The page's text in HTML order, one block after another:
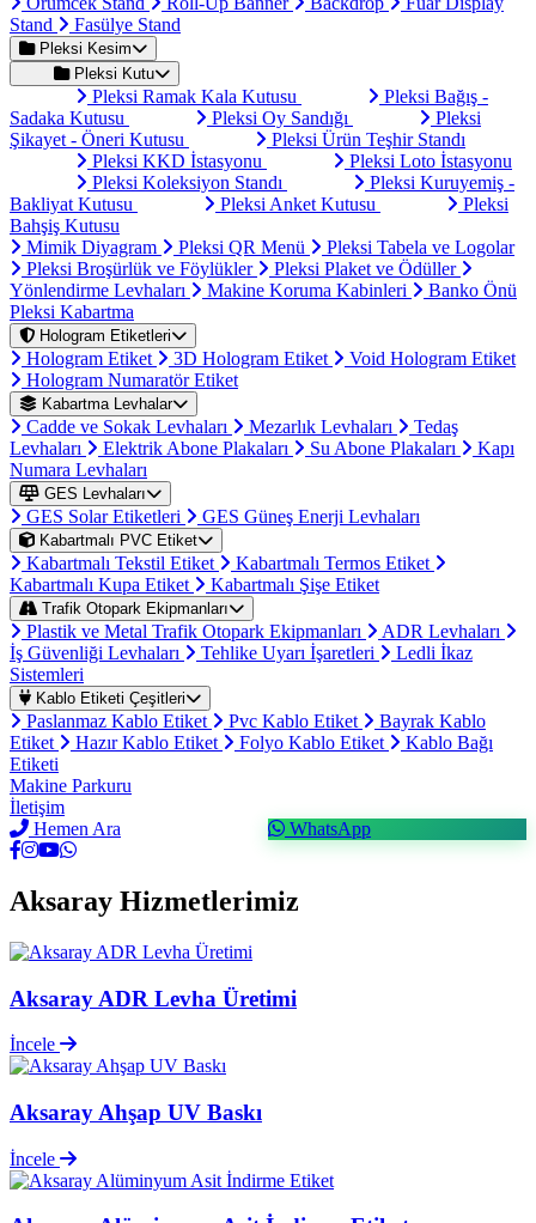
Stand
Fasülye Stand
Pleksi Kesim
Pleksi Kutu
Pleksi Ramak Kala Kutusu
Pleksi Bağış -
Sadaka Kutusu
Pleksi Oy Sandığı
Pleksi
Şikayet - Öneri Kutusu
Pleksi Ürün Teşhir Standı
Pleksi KKD İstasyonu
Pleksi Loto İstasyonu
Pleksi Koleksiyon Standı
Pleksi Kuruyemiş -
Bakliyat Kutusu
Pleksi Anket Kutusu
Pleksi
Bahşiş Kutusu
Mimik Diyagram
Pleksi QR Menü
Pleksi Tabela ve Logolar
Pleksi Broşürlük ve Föylükler
Pleksi Plaket ve Ödüller
Yönlendirme Levhaları
Makine Koruma Kabinleri
Banko Önü
Pleksi Kabartma
Hologram Etiketleri
Hologram Etiket 3D Hologram Etiket
Void Hologram Etiket
Hologram Numaratör Etiket
Kabartma Levhalar
Cadde ve Sokak Levhaları Mezarlık Levhaları
Tedaş
Levhaları
Elektrik Abone Plakaları Su Abone Plakaları
Kapı
Numara Levhaları
GES Levhaları
GES Solar Etiketleri GES Güneş Enerji Levhaları
Kabartmalı PVC Etiket
Kabartmalı Tekstil Etiket
Kabartmalı Termos Etiket
Kabartmalı Kupa Etiket
Kabartmalı Şişe Etiket
Trafik Otopark Ekipmanları
Plastik ve Metal Trafik Otopark Ekipmanları
ADR Levhaları
İş Güvenliği Levhaları
Tehlike Uyarı İşaretleri
Ledli İkaz
Sistemleri
Kablo Etiketi Çeşitleri
Paslanmaz Kablo Etiket Pvc Kablo Etiket
Bayrak Kablo
Etiket
Hazır Kablo Etiket Folyo Kablo Etiket
Kablo Bağı
Etiketi
Makine Parkuru
İletişim
Hemen Ara
WhatsApp
Aksaray Hizmetlerimiz
Aksaray ADR Levha Üretimi
İncele
Aksaray Ahşap UV Baskı
İncele